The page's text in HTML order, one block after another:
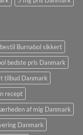
bestil Burnabol sikkert
bedste pris Danmark
tilbud Danmark
recept
af ​​mig Danmark
Danmark